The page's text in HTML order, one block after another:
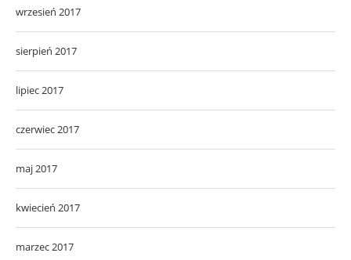
wrzesień 2017
sierpień 2017
lipiec 2017
czerwiec 2017
maj 2017
kwiecień 2017
marzec 2017